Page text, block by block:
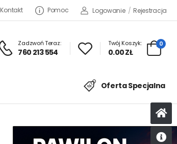
Kontakt Pomoc Logowanie / Rejestracja
Zadzwoń Teraz:
760 213 554
Twój Koszyk:
0.00 ZŁ
0
Oferta Specjalna